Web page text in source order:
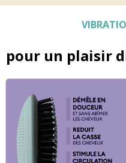
pour un plaisir